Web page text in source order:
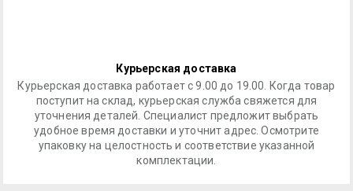
Курьерская доставка
Курьерская доставка работает с 9.00 до 19.00. Когда товар
поступит на склад, курьерская служба свяжется для
уточнения деталей. Специалист предложит выбрать
удобное время доставки и уточнит адрес. Осмотрите
упаковку на целостность и соответствие указанной
комплектации.